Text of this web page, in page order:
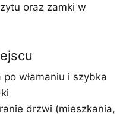
oraz zamki w
włamaniu i szybka
drzwi (mieszkania,